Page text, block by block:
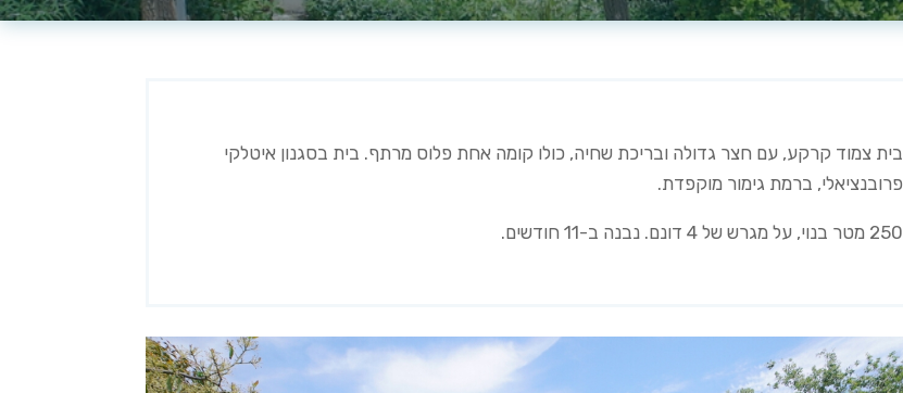
בית צמוד קרקע, עם חצר גדולה ובריכת שחיה, כולו קומה אחת פלוס מרתף. בית בסגנון איטלקי
פרובנציאלי, ברמת גימור מוקפדת.
250 מטר בנוי, על מגרש של 4 דונם. נבנה ב-11 חודשים.